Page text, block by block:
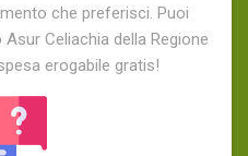
che preferisci. Puoi
Celiachia della Regione
erogabile gratis!